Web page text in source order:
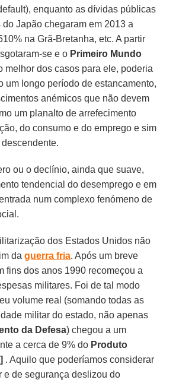
enquanto as dívidas públicas
Japão chegaram em 2013 a
na Grã-Bretanha, etc. A partir
se e o Primeiro Mundo
melhor dos casos para ele, poderia
um longo período de estancamento,
anémicos que não devem
um planalto de arrefecimento
do consumo e do emprego e sim
ou o declínio, ainda que suave,
tendencial do desemprego e em
num complexo fenómeno de
dos Estados Unidos não
daguerra fria. Após um breve
fins dos anos 1990 recomeçou a
militares. Foi de tal modo
volume real (somando todas as
militar do estado, não apenas
da Defesa) chegou a um
a cerca de 9% do Produto
. Aquilo que poderíamos considerar
e de segurança deslizou do